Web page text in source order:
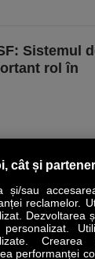
Sistemul
rol în
HI-TECH
cât și
și/sau
reclamelor.
Dezvoltarea
personalizat.
Crearea
performanței